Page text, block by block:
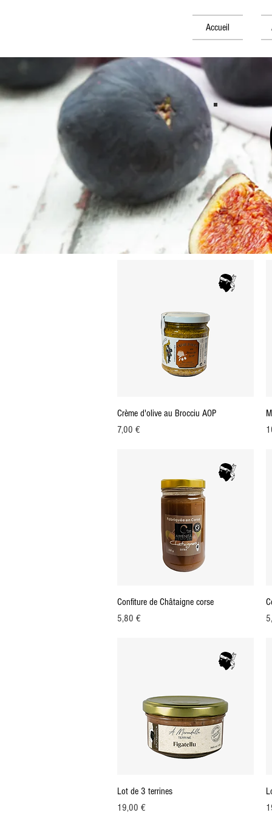
Accueil
Aperçu rapide
Crème d'olive au Brocciu AOP
Prix
7,00 €
Aperçu rapide
Confiture de Châtaigne corse
Prix
5,80 €
Aperçu rapide
Lot de 3 terrines
Prix
19,00 €